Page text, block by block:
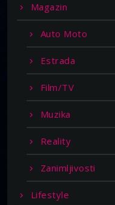
Magazin
Auto Moto
Estrada
Film/TV
Muzika
Reality
Zanimljivosti
Lifestyle